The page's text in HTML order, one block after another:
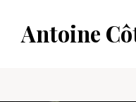
Antoine